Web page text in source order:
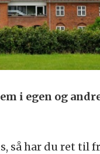
i egen og
så har du ret til